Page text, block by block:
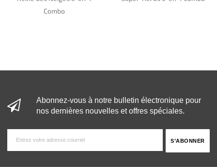
Combo
Abonnez-vous à notre bulletin électronique pour
nos dernières nouvelles et offres spéciales.